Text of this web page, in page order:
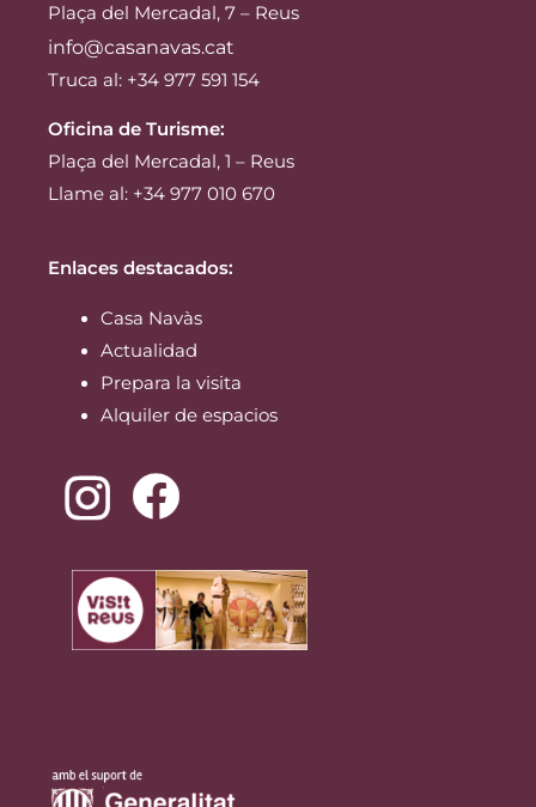
Plaça del Mercadal, 7 – Reus
info@casanavas.cat
Truca al: +34 977 591 154
Oficina de Turisme:
Plaça del Mercadal, 1 – Reus
Llame al: +34 977 010 670
Enlaces destacados:
Casa Navàs
Actualidad
Prepara la visita
Alquiler de espacios